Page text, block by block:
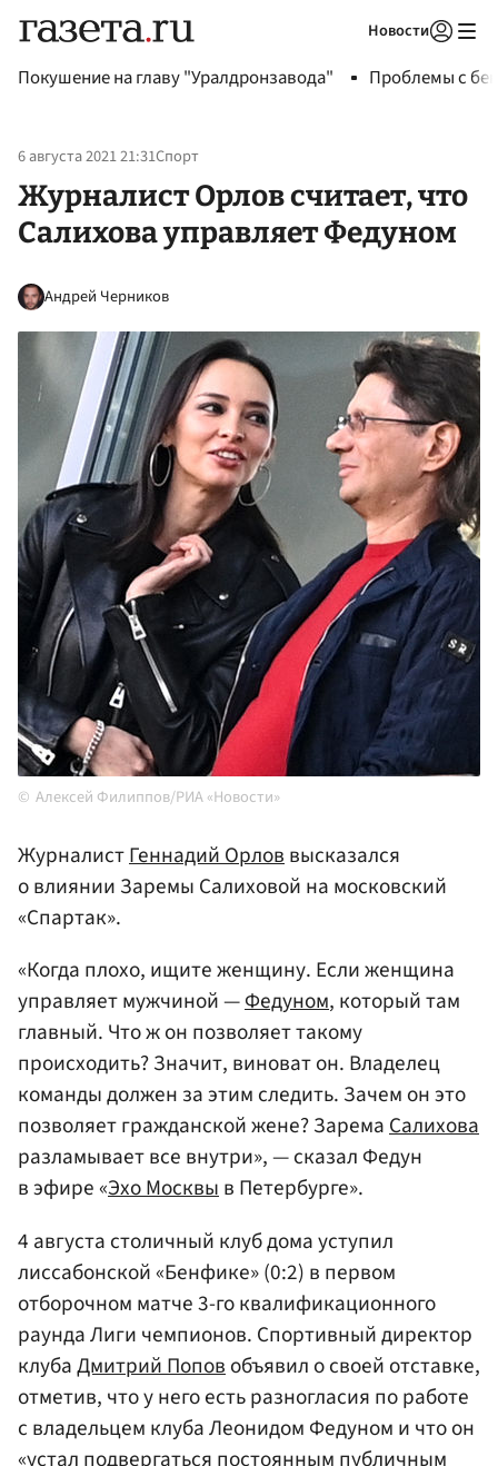
Новости
Покушение на главу "Уралдронзавода" Проблемы с
6 августа 2021 21:31Спорт
Журналист Орлов считает, что
Салихова управляет Федуном
Андрей Черников
Алексей Филиппов/РИА «Новости»
ЖурналистГеннадий Орловвысказался
о влиянии Заремы Салиховой на московский
«Спартак».
«Когда плохо, ищите женщину. Если женщина
управляет мужчиной —Федуном, который там
главный. Что ж он позволяет такому
происходить? Значит, виноват он. Владелец
команды должен за этим следить. Зачем он это
позволяет гражданской жене? ЗаремаСалихова
разламывает все внутри», — сказал Федун
в эфире «Эхо Москвыв Петербурге».
4 августа столичный клуб дома уступил
лиссабонской «Бенфике» (0:2) в первом
отборочном матче 3-го квалификационного
раунда Лиги чемпионов. Спортивный директор
клубаДмитрий Попов объявил о своей отставке,
отметив, что у него есть разногласия по работе
с владельцем клуба Леонидом Федуном и что он
«устал подвергаться постоянным публичным